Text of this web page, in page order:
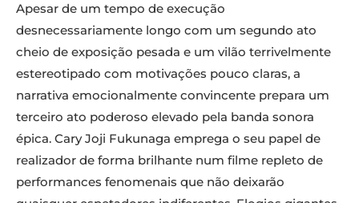
Apesar de um tempo de execução
desnecessariamente longo com um segundo ato
cheio de exposição pesada e um vilão terrivelmente
estereotipado com motivações pouco claras, a
narrativa emocionalmente convincente prepara um
terceiro ato poderoso elevado pela banda sonora
épica. Cary Joji Fukunaga emprega o seu papel de
realizador de forma brilhante num filme repleto de
performances fenomenais que não deixarão